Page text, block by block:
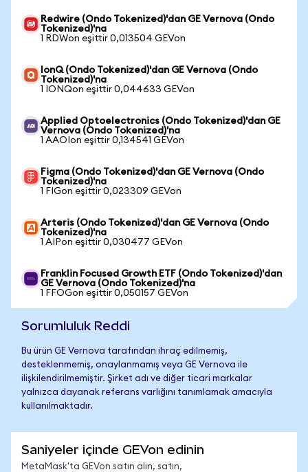
Redwire (Ondo Tokenized)'dan GE Vernova (Ondo
Tokenized)'na
1 RDWon eşittir 0,013504 GEVon
IonQ (Ondo Tokenized)'dan GE Vernova (Ondo
Tokenized)'na
1 IONQon eşittir 0,044633 GEVon
Applied Optoelectronics (Ondo Tokenized)'dan GE
Vernova (Ondo Tokenized)'na
1 AAOIon eşittir 0,134541 GEVon
Figma (Ondo Tokenized)'dan GE Vernova (Ondo
Tokenized)'na
1 FIGon eşittir 0,023309 GEVon
Arteris (Ondo Tokenized)'dan GE Vernova (Ondo
Tokenized)'na
1 AIPon eşittir 0,030477 GEVon
Franklin Focused Growth ETF (Ondo Tokenized)'dan
GE Vernova (Ondo Tokenized)'na
1 FFOGon eşittir 0,050157 GEVon
Sorumluluk Reddi
Bu ürün GE Vernova tarafından ihraç edilmemiş,
desteklenmemiş, onaylanmamış veya GE Vernova ile
ilişkilendirilmemiştir. Şirket adı ve diğer ticari markalar
yalnızca dayanak referans varlığını tanımlamak amacıyla
kullanılmaktadır.
Saniyeler içinde GEVon edinin
MetaMask'ta GEVon satın alın, satın,